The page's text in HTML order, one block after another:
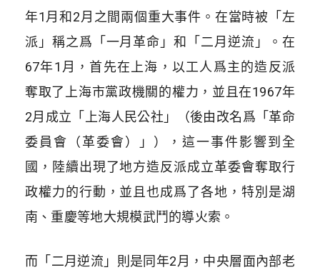
年1月和2月之間兩個重大事件。在當時被「左
派」稱之爲「一月革命」和「二月逆流」。在
67年1月，首先在上海，以工人爲主的造反派
奪取了上海市黨政機關的權力，並且在1967年
2月成立「上海人民公社」（後由改名爲「革命
委員會（革委會）」），這一事件影響到全
國，陸續出現了地方造反派成立革委會奪取行
政權力的行動，並且也成爲了各地，特別是湖
南、重慶等地大規模武鬥的導火索。
而「二月逆流」則是同年2月，中央層面內部老